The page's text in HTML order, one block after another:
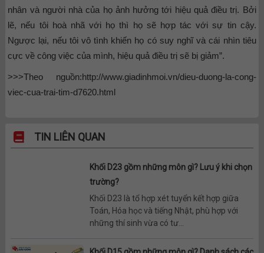
nhân và người nhà của họ ảnh hưởng tới hiệu quả điều trị. Bởi
lẽ, nếu tôi hoà nhã với họ thì họ sẽ hợp tác với sự tin cậy.
Ngược lại, nếu tôi vô tình khiến họ có suy nghĩ và cái nhìn tiêu
cực về công việc của mình, hiệu quả điều trị sẽ bị giảm”.
>>>Theo nguồn:http://www.giadinhmoi.vn/dieu-duong-la-cong-
viec-cua-trai-tim-d7620.html
TIN LIÊN QUAN
Khối D23 gồm những môn gì? Lưu ý khi chọn
trường?
Khối D23 là tổ hợp xét tuyển kết hợp giữa
Toán, Hóa học và tiếng Nhật, phù hợp với
những thí sinh vừa có tư...